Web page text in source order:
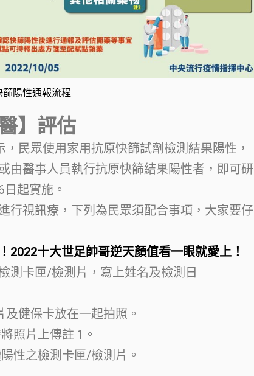
篩陽性通報流程
】評估
民眾使用家用抗原快篩試劑檢測結果陽性，
由醫事人員執行抗原快篩結果陽性者，即可研
起實施。
行視訊療，下列為民眾須配合事項，大家要仔
2022十大世足帥哥逆天顏值看一眼就愛上！
測卡匣/檢測片，寫上姓名及檢測日
健保卡放在一起拍照。
照片上傳註 1。
性之檢測卡匣/檢測片。